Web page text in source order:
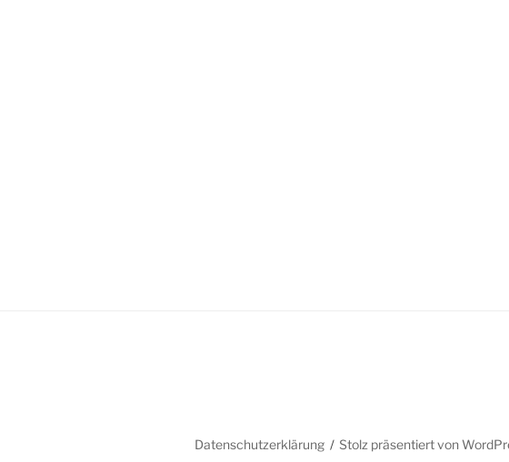
Datenschutzerklärung Stolz präsentiert von